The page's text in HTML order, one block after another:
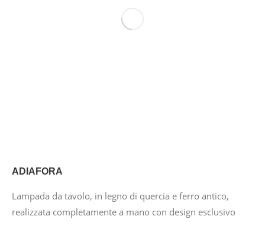
ADIAFORA
Lampada da tavolo, in legno di quercia e ferro antico,
realizzata completamente a mano con design esclusivo